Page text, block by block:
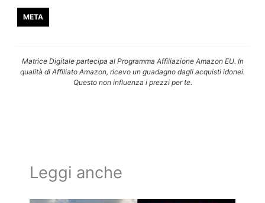
META
Matrice Digitale partecipa al Programma Affiliazione Amazon EU. In
qualità di Affiliato Amazon, ricevo un guadagno dagli acquisti idonei.
Questo non influenza i prezzi per te.
Leggi anche